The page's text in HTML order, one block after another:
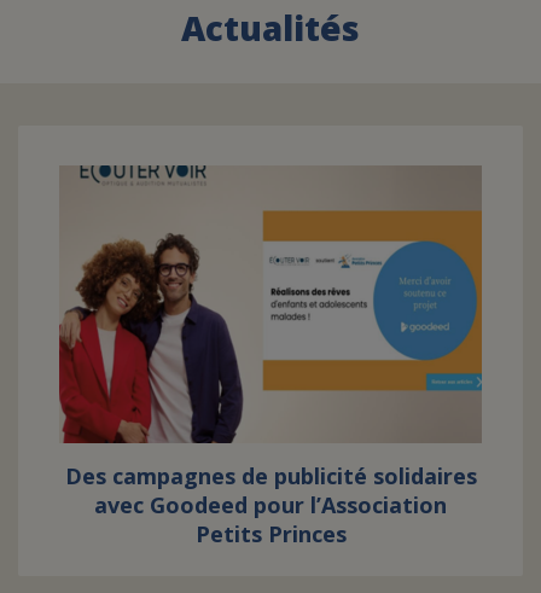
JE DEVIENS
BÉNÉVOLE
DEVENIR
UN PETIT PRINCE
Actualités
Des campagnes de publicité solidaires
avec Goodeed pour l’Association
Petits Princes